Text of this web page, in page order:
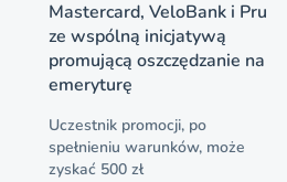
Mastercard, VeloBank i Pru
ze wspólną inicjatywą
promującą oszczędzanie na
emeryturę
Uczestnik promocji, po
spełnieniu warunków, może
zyskać 500 zł